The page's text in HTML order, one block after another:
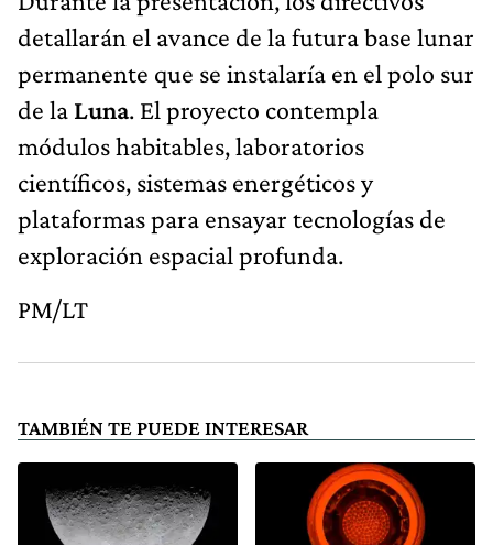
detallarán el avance de la futura base lunar
permanente que se instalaría en el polo sur
de la Luna. El proyecto contempla
módulos habitables, laboratorios
científicos, sistemas energéticos y
plataformas para ensayar tecnologías de
exploración espacial profunda.
PM/LT
TAMBIÉN TE PUEDE INTERESAR